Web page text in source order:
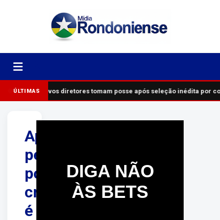
ÚLTIMASNovos diretores tomam posse após seleção inédita por
Após
perseguição
policial,
criminoso
é
DIGA NÃO
ÀS BETS